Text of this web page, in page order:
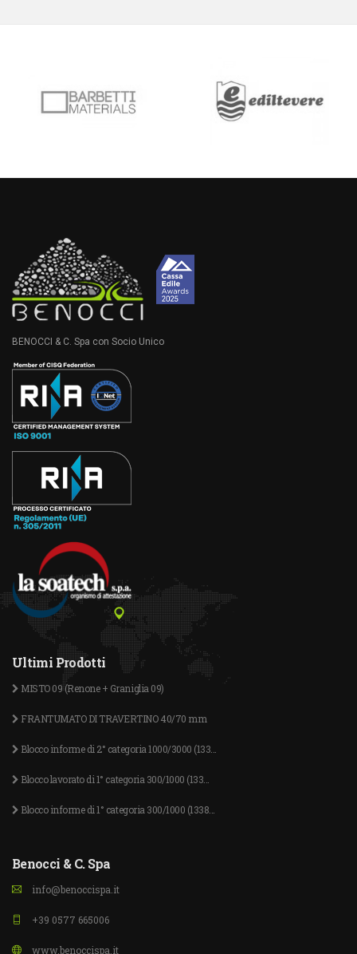
BENOCCI & C. Spa con Socio Unico
Ultimi Prodotti
MISTO 09 (Renone + Graniglia 09)
FRANTUMATO DI TRAVERTINO 40/70 mm
Blocco informe di 2° categoria 1000/3000 (133...
Blocco lavorato di 1° categoria 300/1000 (133...
Blocco informe di 1° categoria 300/1000 (1338...
Benocci & C. Spa
info@benoccispa.it
+39 0577 665006
www.benoccispa.it